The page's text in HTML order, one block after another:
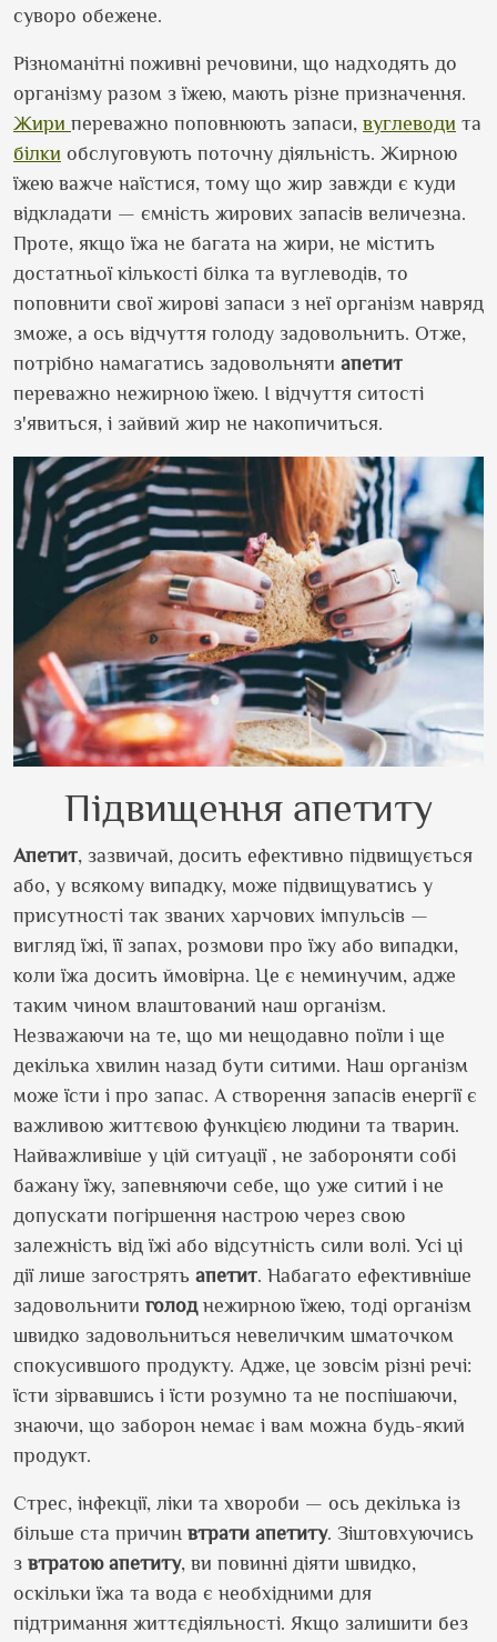
суворо обежене.
Різноманітні поживні речовини, що надходять до
організму разом з їжею, мають різне призначення.
Жири переважно поповнюють запаси, вуглеводи та
білки обслуговують поточну діяльність. Жирною
їжею важче наїстися, тому що жир завжди є куди
відкладати — ємність жирових запасів величезна.
Проте, якщо їжа не багата на жири, не містить
достатньої кількості білка та вуглеводів, то
поповнити свої жирові запаси з неї організм навряд
зможе, а ось відчуття голоду задовольнить. Отже,
потрібно намагатись задовольняти апетит
переважно нежирною їжею. І відчуття ситості
з'явиться, і зайвий жир не накопичиться.
Підвищення апетиту
Апетит, зазвичай, досить ефективно підвищується
або, у всякому випадку, може підвищуватись у
присутності так званих харчових імпульсів —
вигляд їжі, її запах, розмови про їжу або випадки,
коли їжа досить ймовірна. Це є неминучим, адже
таким чином влаштований наш організм.
Незважаючи на те, що ми нещодавно поїли і ще
декілька хвилин назад бути ситими. Наш організм
може їсти і про запас. А створення запасів енергії є
важливою життєвою функцією людини та тварин.
Найважливіше у цій ситуації , не забороняти собі
бажану їжу, запевняючи себе, що уже ситий і не
допускати погіршення настрою через свою
залежність від їжі або відсутність сили волі. Усі ці
дії лише загострять апетит. Набагато ефективніше
задовольнити голод нежирною їжею, тоді організм
швидко задовольниться невеличким шматочком
спокусившого продукту. Адже, це зовсім різні речі:
їсти зірвавшись і їсти розумно та не поспішаючи,
знаючи, що заборон немає і вам можна будь-який
продукт.
Стрес, інфекції, ліки та хвороби — ось декілька із
більше ста причин втрати апетиту. Зіштовхуючись
з втратою апетиту, ви повинні діяти швидко,
оскільки їжа та вода є необхідними для
підтримання життєдіяльності. Якщо залишити без